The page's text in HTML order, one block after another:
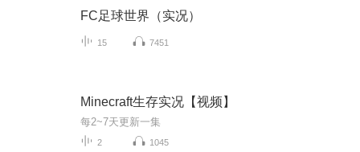
FC足球世界（实况）
15 7451
Minecraft生存实况【视频】
每2~7天更新一集
2 1045